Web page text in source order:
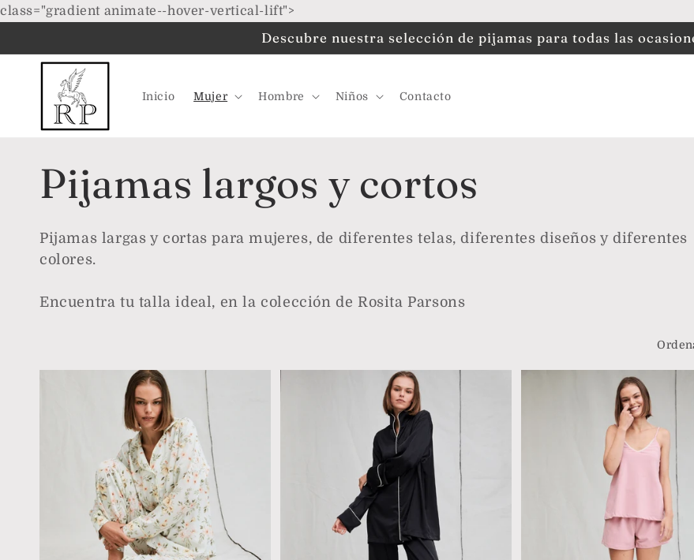
class="gradient animate--hover-vertical-lift">
directamente
Descubre nuestra selección de pijamas para todas las
Inicio Mujer Hombre Niños Contacto
C
o
l
c
Pijamas largos y cortos
Pijamas largas y cortas para mujeres, de diferentes telas, diferentes diseños y diferentes
colores.
Encuentra tu talla ideal, en la colección de Rosita Parsons